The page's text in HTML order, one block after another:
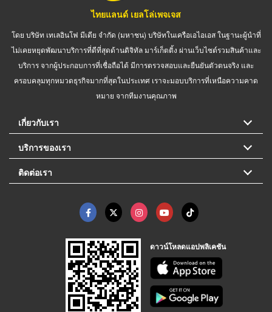
ไทยแลนด์ เยลโล่เพจเจส
โดย บริษัท เทเลอินโฟ มีเดีย จำกัด (มหาชน) บริษัทในเครือเอไอเอส ในฐานะผู้นำที่
ไม่เคยหยุดพัฒนาบริการที่ดีที่สุดด้านดิจิทัล มาร์เก็ตติ้ง ผ่านเว็บไซต์รวมสินค้าและ
บริการ จากผู้ประกอบการที่เชื่อถือได้ มีการตรวจสอบและยืนยันตัวตนจริง และ
ครอบคลุมทุกหมวดธุรกิจมากที่สุดในประเทศ เราจะมอบบริการที่เหนือความคาด
หมาย จากทีมงานคุณภาพ
เกี่ยวกับเรา
บริการของเรา
ติดต่อเรา
ดาวน์โหลดแอปพลิเคชัน